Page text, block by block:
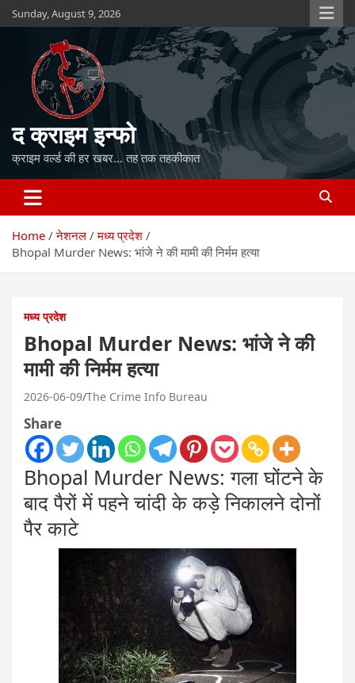
Skip
to
Sunday, August 9, 2026
द क्राइम इन्फो
क्राइम वर्ल्ड की हर खबर… तह तक तहकीकात
Home नेशनल
मध्य प्रदेश
Bhopal Murder News: भांजे ने की मामी की निर्मम हत्या
मध्य प्रदेश
Bhopal Murder News: भांजे ने की
मामी की निर्मम हत्या
2026-06-09 The Crime Info Bureau
Share
Bhopal Murder News: गला घोंटने के
बाद पैरों में पहने चांदी के कड़े निकालने दोनों
पैर काटे